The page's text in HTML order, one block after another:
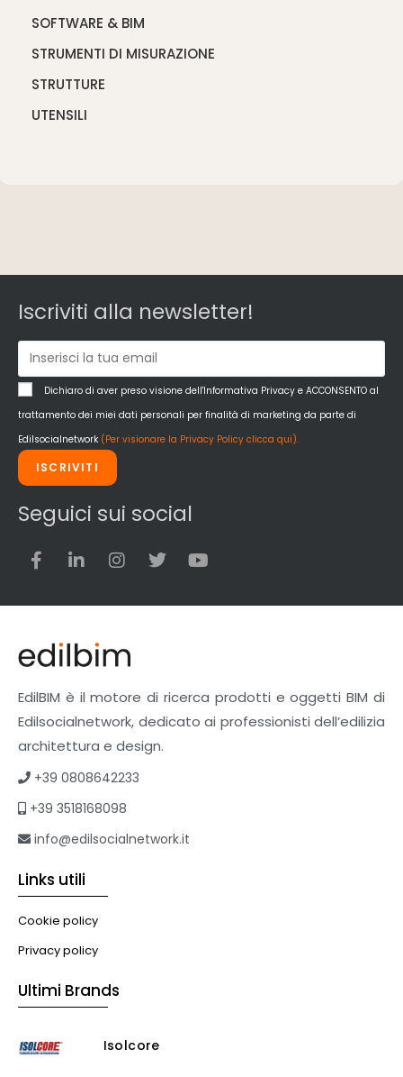
SOFTWARE & BIM
STRUMENTI DI MISURAZIONE
STRUTTURE
UTENSILI
Iscriviti alla newsletter!
Dichiaro di aver preso visione dell'Informativa Privacy e ACCONSENTO al
trattamento dei miei dati personali per finalità di marketing da parte di
Edilsocialnetwork (Per visionare la Privacy Policy clicca qui).
ISCRIVITI
Seguici sui social
EdilBIM è il motore di ricerca prodotti e oggetti BIM di
Edilsocialnetwork, dedicato ai professionisti dell’edilizia
architettura e design.
+39 0808642233
+39 3518168098
info@edilsocialnetwork.it
Links utili
Cookie policy
Privacy policy
Ultimi Brands
Isolcore